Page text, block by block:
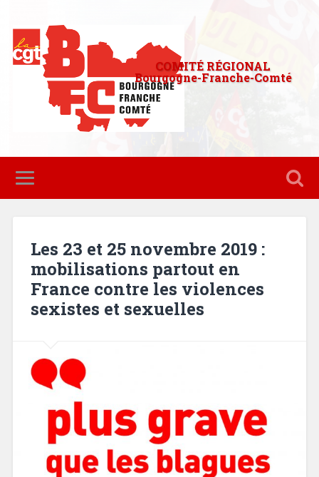
COMITÉ RÉGIONAL
Bourgogne-Franche-Comté
Les 23 et 25 novembre 2019 :
mobilisations partout en
France contre les violences
sexistes et sexuelles